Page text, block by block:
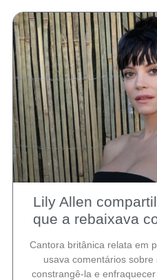
Lily Allen
que a rebaixava
Cantora britânica relata em
usava comentários
constrangê-la e